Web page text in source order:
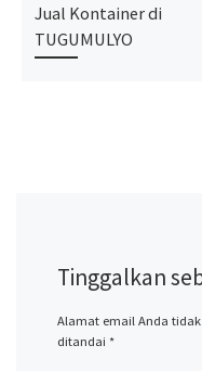
Jual Kontainer di
TUGUMULYO
Tinggalkan
Alamat email Anda
ditandai *